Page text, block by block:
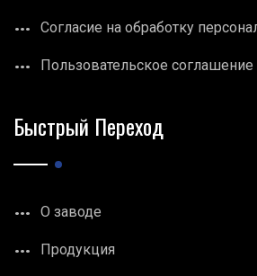
Согласие на обработку
Пользовательское соглашение
Быстрый Переход
О заводе
Продукция